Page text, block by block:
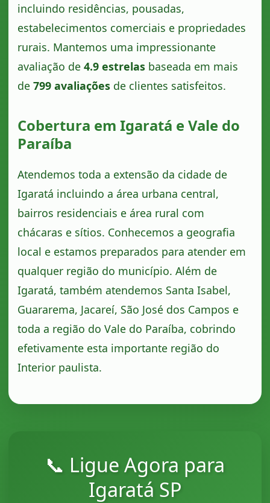
incluindo residências, pousadas,
estabelecimentos comerciais e propriedades
rurais. Mantemos uma impressionante
avaliação de4.9 estrelas baseada em mais
de799 avaliações de clientes satisfeitos.
Cobertura em Igaratá e Vale do
Paraíba
Atendemos toda a extensão da cidade de
Igaratá incluindo a área urbana central,
bairros residenciais e área rural com
chácaras e sítios. Conhecemos a geografia
local e estamos preparados para atender em
qualquer região do município. Além de
Igaratá, também atendemos Santa Isabel,
Guararema, Jacareí, São José dos Campos e
toda a região do Vale do Paraíba, cobrindo
efetivamente esta importante região do
Interior paulista.
📞 Ligue Agora para
Igaratá SP